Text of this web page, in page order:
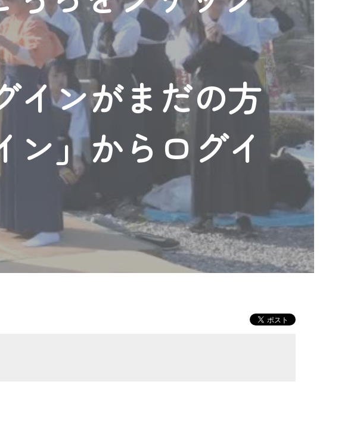
インがまだの方
ン」からログイ
となります。
めのIDです。
ます。